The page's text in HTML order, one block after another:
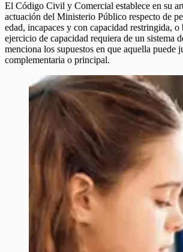
El Código Civil y Comercial establece en su
actuación del Ministerio Público respecto de
edad, incapaces y con capacidad restringida,
ejercicio de capacidad requiera de un sistema
menciona los supuestos en que aquella puede
complementaria o principal.